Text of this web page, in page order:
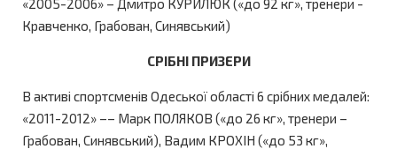
«2005-2006» – Дмитро КУРИЛЮК («до 92 кг», тренери -
Кравченко, Грабован, Синявський)
СРІБНІ ПРИЗЕРИ
В активі спортсменів Одеської області 6 срібних медалей:
«2011-2012» –– Марк ПОЛЯКОВ («до 26 кг», тренери –
Грабован, Синявський), Вадим КРОХІН («до 53 кг»,